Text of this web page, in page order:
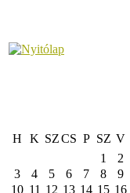
H K SZCS P SZ V
1
2
3
4 5 6 7 8
9
10 11 12 13 14 15 16